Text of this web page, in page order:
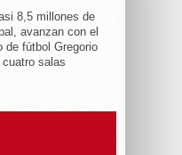
8,5 millones de
avanzan con el
de fútbol Gregorio
salas